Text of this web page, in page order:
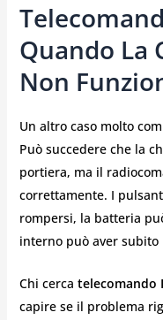
Quando La
Non
Un altro caso molto
Può succedere che la
portiera, ma il
correttamente. I
rompersi, la batteria
interno può aver
Chi cerca telecomando
capire se il problema